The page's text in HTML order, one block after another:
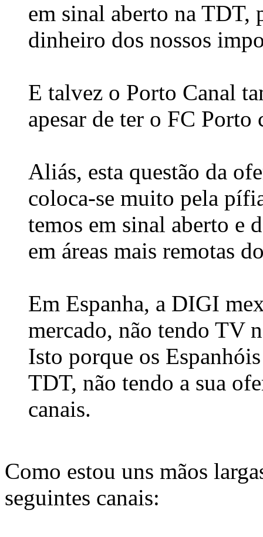
em sinal aberto na TDT,
dinheiro dos nossos
E talvez o Porto Canal
apesar de ter o FC Porto
Aliás, esta questão da
coloca-se muito pela
temos em sinal aberto e
em áreas mais remotas
Em Espanha, a DIGI
mercado, não tendo TV
Isto porque os
TDT, não tendo a sua
canais.
Como estou uns mãos
seguintes canais: